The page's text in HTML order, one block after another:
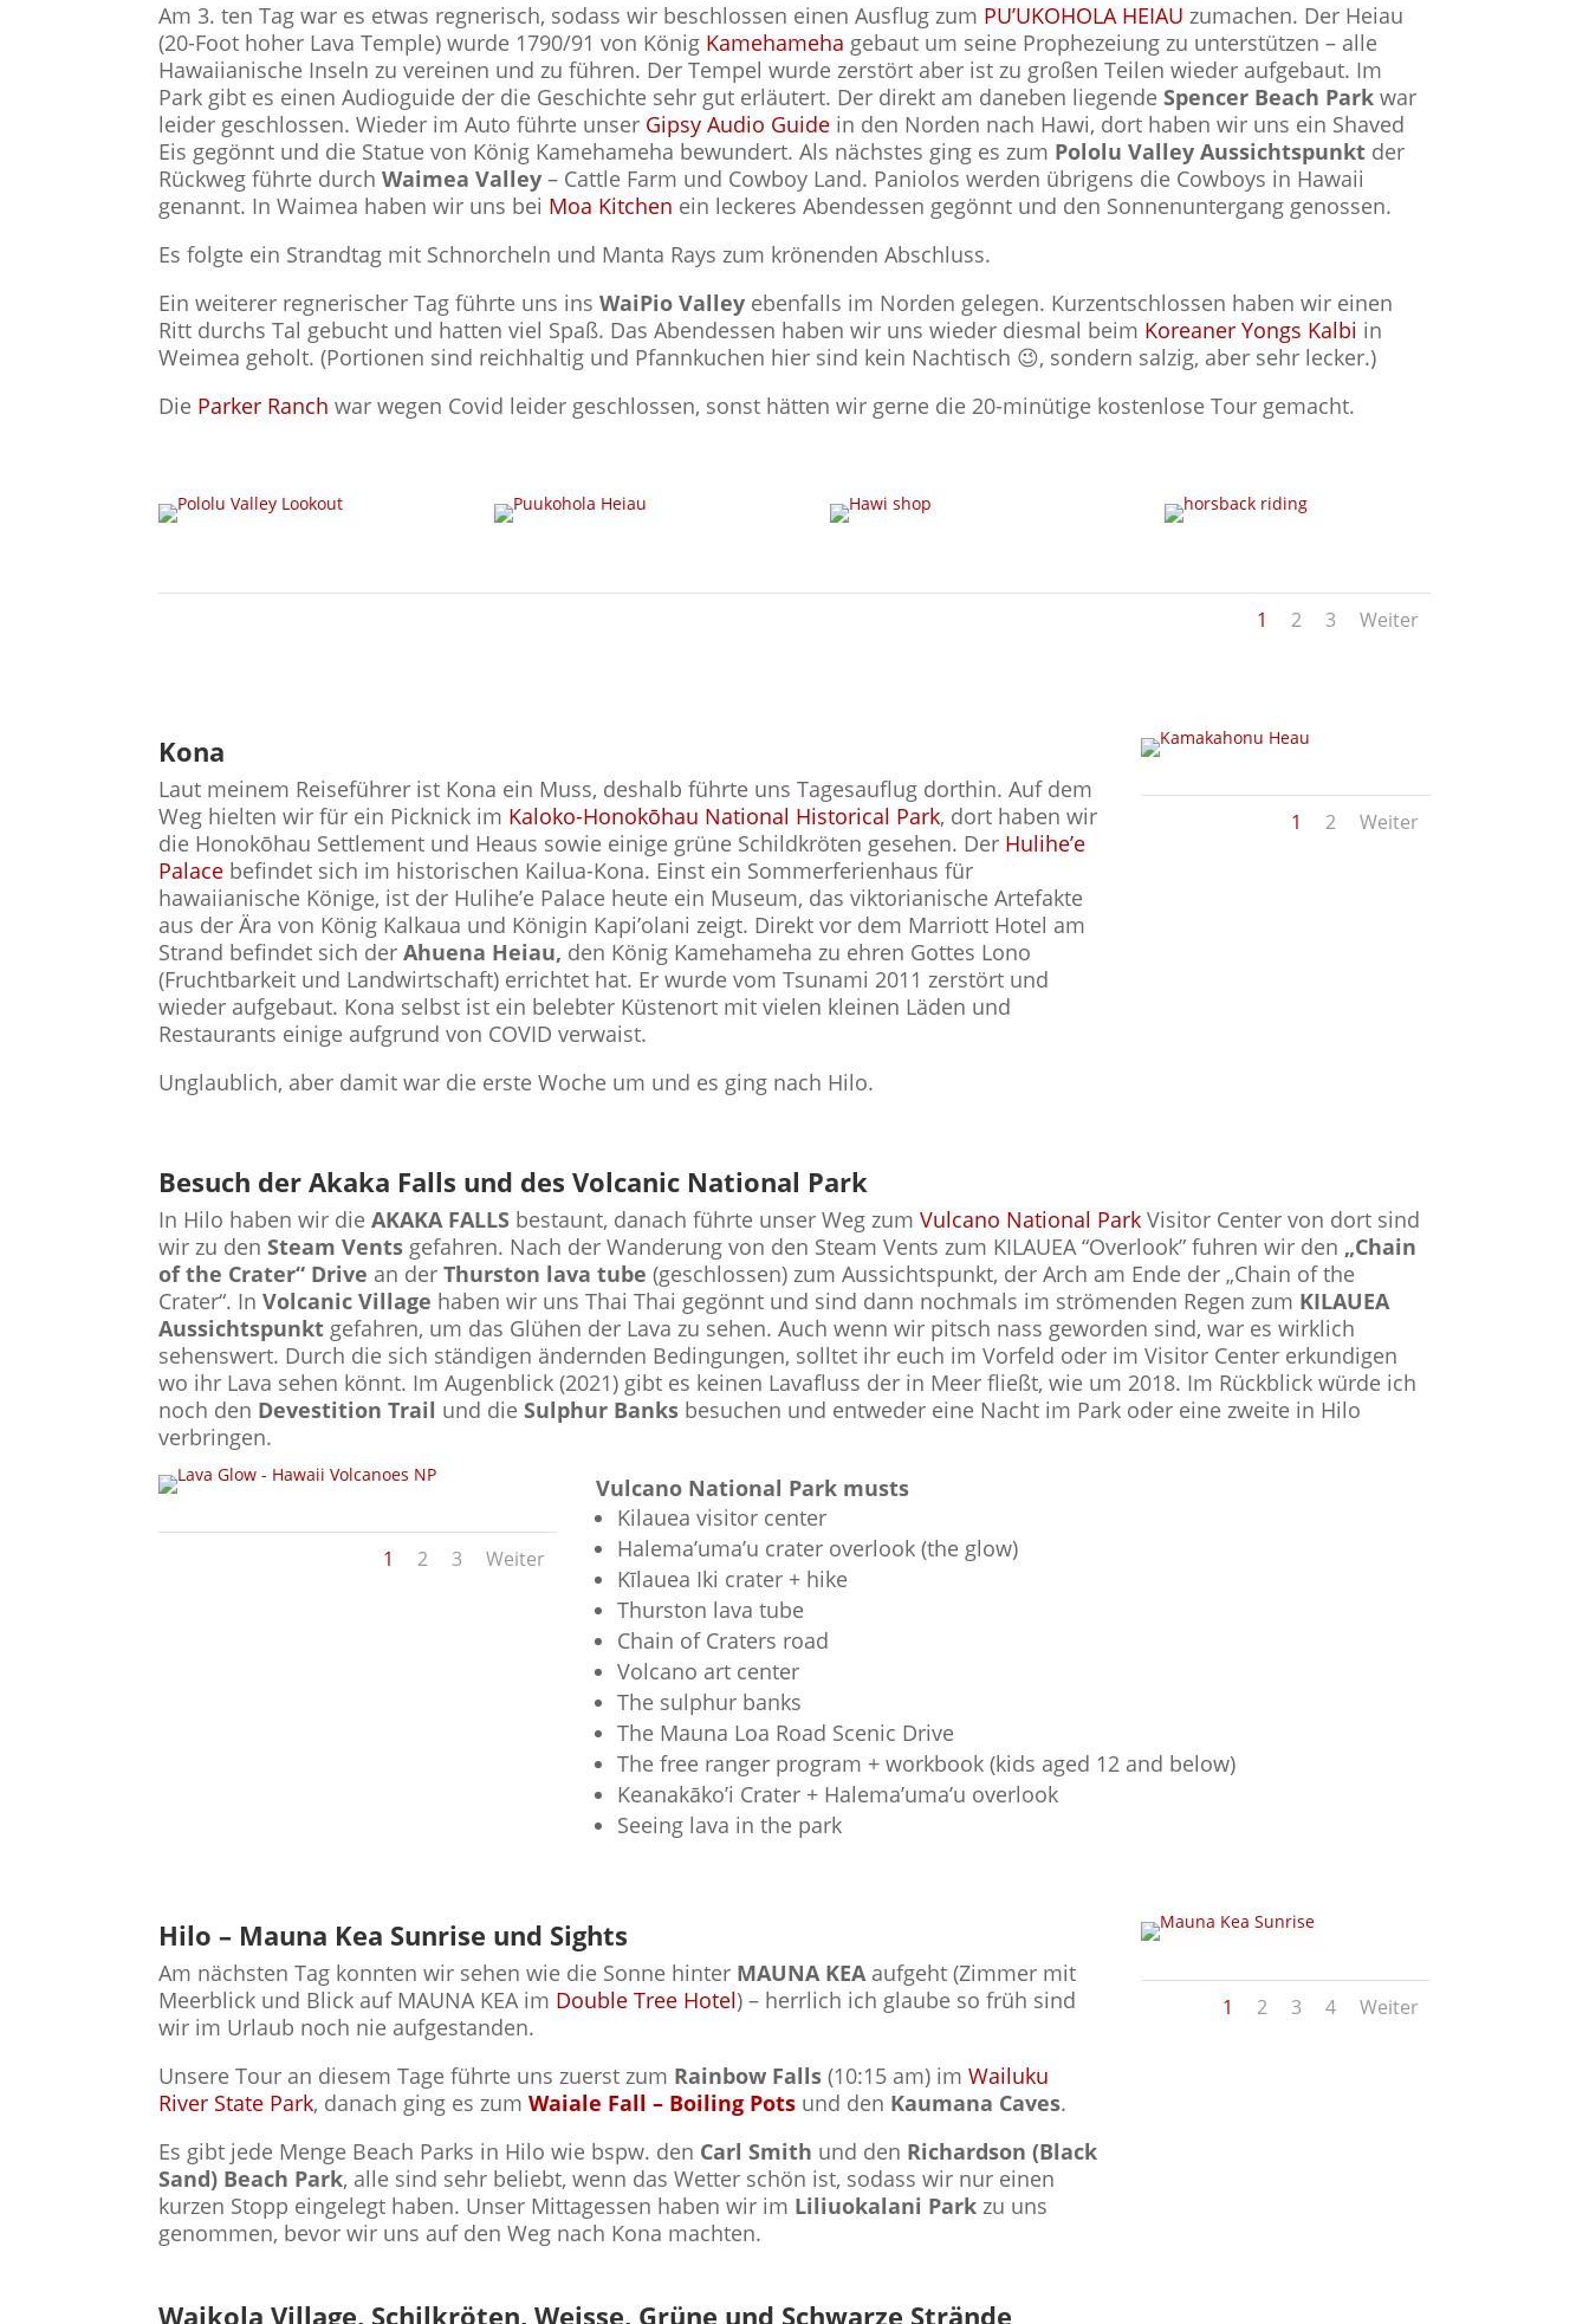
Am 3. ten Tag war es etwas regnerisch, sodass wir beschlossen einen Ausflug zum PU’UKOHOLA HEIAU zumachen. Der Heiau
(20-Foot hoher Lava Temple) wurde 1790/91 von König Kamehameha gebaut um seine Prophezeiung zu unterstützen – alle
Hawaiianische Inseln zu vereinen und zu führen. Der Tempel wurde zerstört aber ist zu großen Teilen wieder aufgebaut. Im
Park gibt es einen Audioguide der die Geschichte sehr gut erläutert. Der direkt am daneben liegendeSpencer Beach Park war
leider geschlossen. Wieder im Auto führte unser Gipsy Audio Guide in den Norden nach Hawi, dort haben wir uns ein Shaved
Eis gegönnt und die Statue von König Kamehameha bewundert. Als nächstes ging es zum Pololu Valley Aussichtspunkt der
Rückweg führte durchWaimea Valley – Cattle Farm und Cowboy Land. Paniolos werden übrigens die Cowboys in Hawaii
genannt. In Waimea haben wir uns bei Moa Kitchen ein leckeres Abendessen gegönnt und den Sonnenuntergang genossen.
Es folgte ein Strandtag mit Schnorcheln und Manta Rays zum krönenden Abschluss.
Ein weiterer regnerischer Tag führte uns insWaiPio Valley ebenfalls im Norden gelegen. Kurzentschlossen haben wir einen
Ritt durchs Tal gebucht und hatten viel Spaß. Das Abendessen haben wir uns wieder diesmal beim Koreaner Yongs Kalbi in
Weimea geholt. (Portionen sind reichhaltig und Pfannkuchen hier sind kein Nachtisch 😉, sondern salzig, aber sehr lecker.)
Die Parker Ranch war wegen Covid leider geschlossen, sonst hätten wir gerne die 20-minütige kostenlose Tour gemacht.
1 2 3 Weiter
Kona
Laut meinem Reiseführer ist Kona ein Muss, deshalb führte uns Tagesauflug dorthin. Auf dem
Weg hielten wir für ein Picknick im Kaloko-Honokōhau National Historical Park, dort haben wir
die Honokōhau Settlement und Heaus sowie einige grüne Schildkröten gesehen. Der Hulihe’e
Palace befindet sich im historischen Kailua-Kona. Einst ein Sommerferienhaus für
hawaiianische Könige, ist der Hulihe’e Palace heute ein Museum, das viktorianische Artefakte
aus der Ära von König Kalkaua und Königin Kapi’olani zeigt. Direkt vor dem Marriott Hotel am
Strand befindet sich derAhuena Heiau, den König Kamehameha zu ehren Gottes Lono
(Fruchtbarkeit und Landwirtschaft) errichtet hat. Er wurde vom Tsunami 2011 zerstört und
wieder aufgebaut. Kona selbst ist ein belebter Küstenort mit vielen kleinen Läden und
Restaurants einige aufgrund von COVID verwaist.
Unglaublich, aber damit war die erste Woche um und es ging nach Hilo.
1 2 Weiter
Besuch der Akaka Falls und des Volcanic National Park
In Hilo haben wir dieAKAKA FALLS bestaunt, danach führte unser Weg zumVulcano National Park Visitor Center von dort sind
wir zu denSteam Vents gefahren. Nach der Wanderung von den Steam Vents zum KILAUEA “Overlook” fuhren wir den „Chain
of the Crater“ Drive an derThurston lava tube (geschlossen) zum Aussichtspunkt, der Arch am Ende der „Chain of the
Crater“. InVolcanic Village haben wir uns Thai Thai gegönnt und sind dann nochmals im strömenden Regen zum KILAUEA
Aussichtspunkt gefahren, um das Glühen der Lava zu sehen. Auch wenn wir pitsch nass geworden sind, war es wirklich
sehenswert. Durch die sich ständigen ändernden Bedingungen, solltet ihr euch im Vorfeld oder im Visitor Center erkundigen
wo ihr Lava sehen könnt. Im Augenblick (2021) gibt es keinen Lavafluss der in Meer fließt, wie um 2018. Im Rückblick würde ich
noch den Devestition Trail und dieSulphur Banks besuchen und entweder eine Nacht im Park oder eine zweite in Hilo
verbringen.
1 2 3 Weiter
Vulcano National Park musts
Kilauea visitor center
Halema’uma’u crater overlook (the glow)
Kīlauea Iki crater + hike
Thurston lava tube
Chain of Craters road
Volcano art center
The sulphur banks
The Mauna Loa Road Scenic Drive
The free ranger program + workbook (kids aged 12 and below)
Keanakāko’i Crater + Halema’uma’u overlook
Seeing lava in the park
Hilo – Mauna Kea Sunrise und Sights
Am nächsten Tag konnten wir sehen wie die Sonne hinter MAUNA KEA aufgeht (Zimmer mit
Meerblick und Blick auf MAUNA KEA im Double Tree Hotel) – herrlich ich glaube so früh sind
wir im Urlaub noch nie aufgestanden.
Unsere Tour an diesem Tage führte uns zuerst zum Rainbow Falls (10:15 am) im Wailuku
River State Park, danach ging es zum Waiale Fall – Boiling Pots und den Kaumana Caves.
Es gibt jede Menge Beach Parks in Hilo wie bspw. den Carl Smith und den Richardson (Black
Sand) Beach Park, alle sind sehr beliebt, wenn das Wetter schön ist, sodass wir nur einen
kurzen Stopp eingelegt haben. Unser Mittagessen haben wir im Liliuokalani Park zu uns
genommen, bevor wir uns auf den Weg nach Kona machten.
1 2 3 4 Weiter
Waikola Village, Schilkröten, Weisse, Grüne und Schwarze Strände